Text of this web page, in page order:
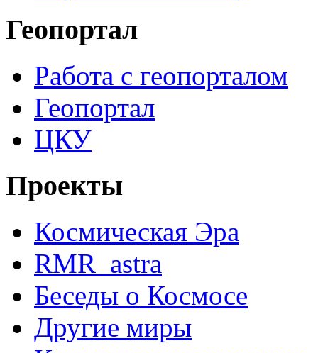
Геопортал
Работа с геопорталом
Геопортал
ЦКУ
Проекты
Космическая Эра
RMR_astra
Беседы о Космосе
Другие миры